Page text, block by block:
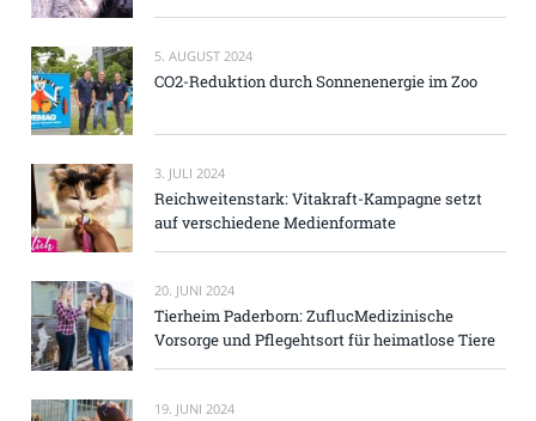
5. AUGUST 2024
CO2-Reduktion durch Sonnenenergie im Zoo
3. JULI 2024
Reichweitenstark: Vitakraft-Kampagne setzt
auf verschiedene Medienformate
20. JUNI 2024
Tierheim Paderborn: ZuflucMedizinische
Vorsorge und Pflegehtsort für heimatlose Tiere
19. JUNI 2024